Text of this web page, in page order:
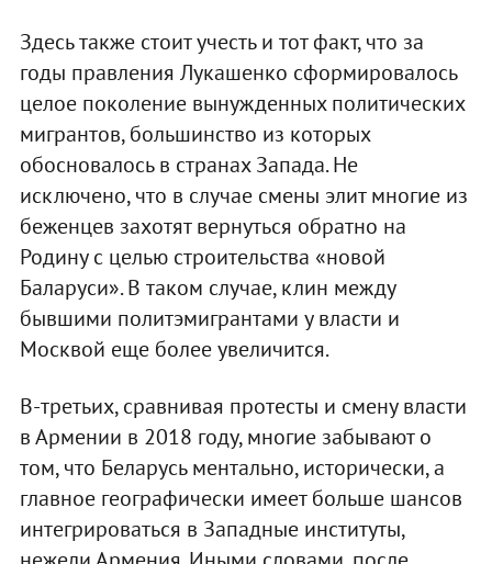
Здесь также стоит учесть и тот факт, что за
годы правления Лукашенко сформировалось
целое поколение вынужденных политических
мигрантов, большинство из которых
обосновалось в странах Запада. Не
исключено, что в случае смены элит многие из
беженцев захотят вернуться обратно на
Родину с целью строительства «новой
Баларуси». В таком случае, клин между
бывшими политэмигрантами у власти и
Москвой еще более увеличится.
В-третьих, сравнивая протесты и смену власти
в Армении в 2018 году, многие забывают о
том, что Беларусь ментально, исторически, а
главное географически имеет больше шансов
интегрироваться в Западные институты,